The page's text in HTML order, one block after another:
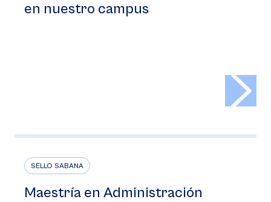
en nuestro campus
SELLO SABANA
Maestría en Administración